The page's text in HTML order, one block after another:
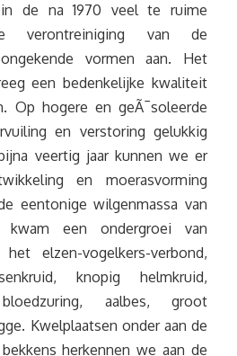
de na 1970 veel te ruime
verontreiniging van de
vormen aan. Het
een bedenkelijke kwaliteit
Op hogere en geÃ¯soleerde
en verstoring gelukkig
veertig jaar kunnen we er
en moerasvorming
eentonige wilgenmassa van
een ondergroei van
elzen-vogelkers-verbond,
knopig helmkruid,
bloedzuring, aalbes, groot
Kwelplaatsen onder aan de
herkennen we aan de